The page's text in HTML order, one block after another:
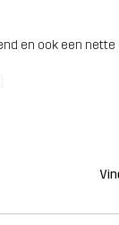
en ook een nette